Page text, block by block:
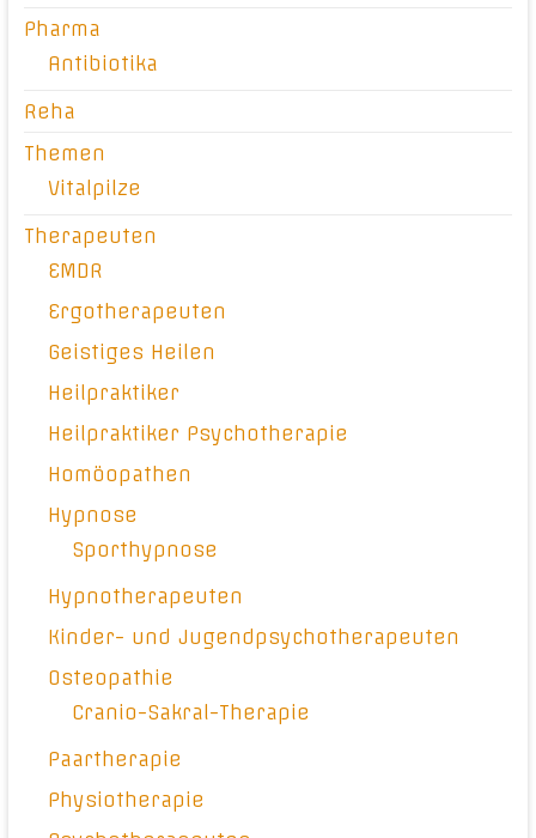
Pharma
Antibiotika
Reha
Themen
Vitalpilze
Therapeuten
EMDR
Ergotherapeuten
Geistiges Heilen
Heilpraktiker
Heilpraktiker Psychotherapie
Homöopathen
Hypnose
Sporthypnose
Hypnotherapeuten
Kinder- und Jugendpsychotherapeuten
Osteopathie
Cranio-Sakral-Therapie
Paartherapie
Physiotherapie